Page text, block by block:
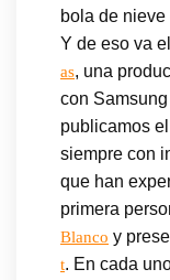
bola de
Y de eso va
as, una
con
publicamos
siempre con
que han
primera
Blanco y
t. En cada